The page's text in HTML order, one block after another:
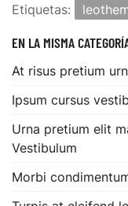
Etiquetas:
EN LA MISMA
At risus pretium
Ipsum cursus
Urna pretium elit
Vestibulum
Morbi